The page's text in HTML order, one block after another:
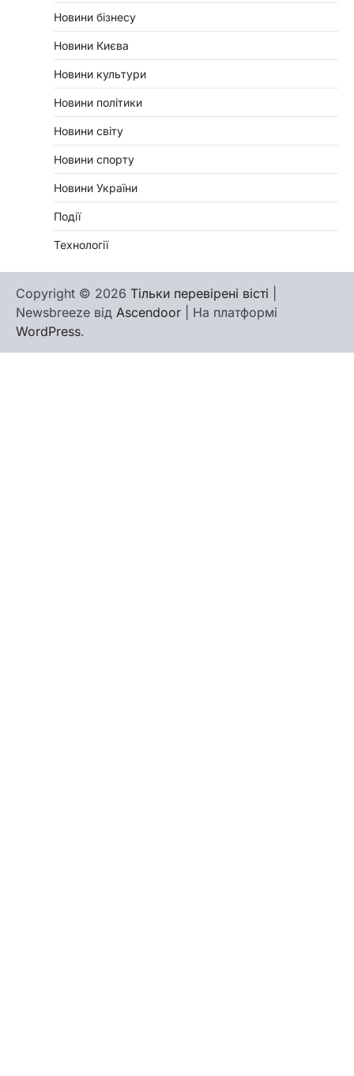
Новини бізнесу
Новини Києва
Новини культури
Новини політики
Новини світу
Новини спорту
Новини України
Події
Технології
Copyright © 2026 Тільки перевірені вісті
Newsbreeze від Ascendoor | На платформі
WordPress.